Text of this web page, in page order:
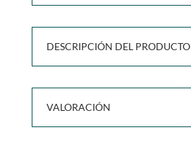
DESCRIPCIÓN DEL PRODUCTO
VALORACIÓN